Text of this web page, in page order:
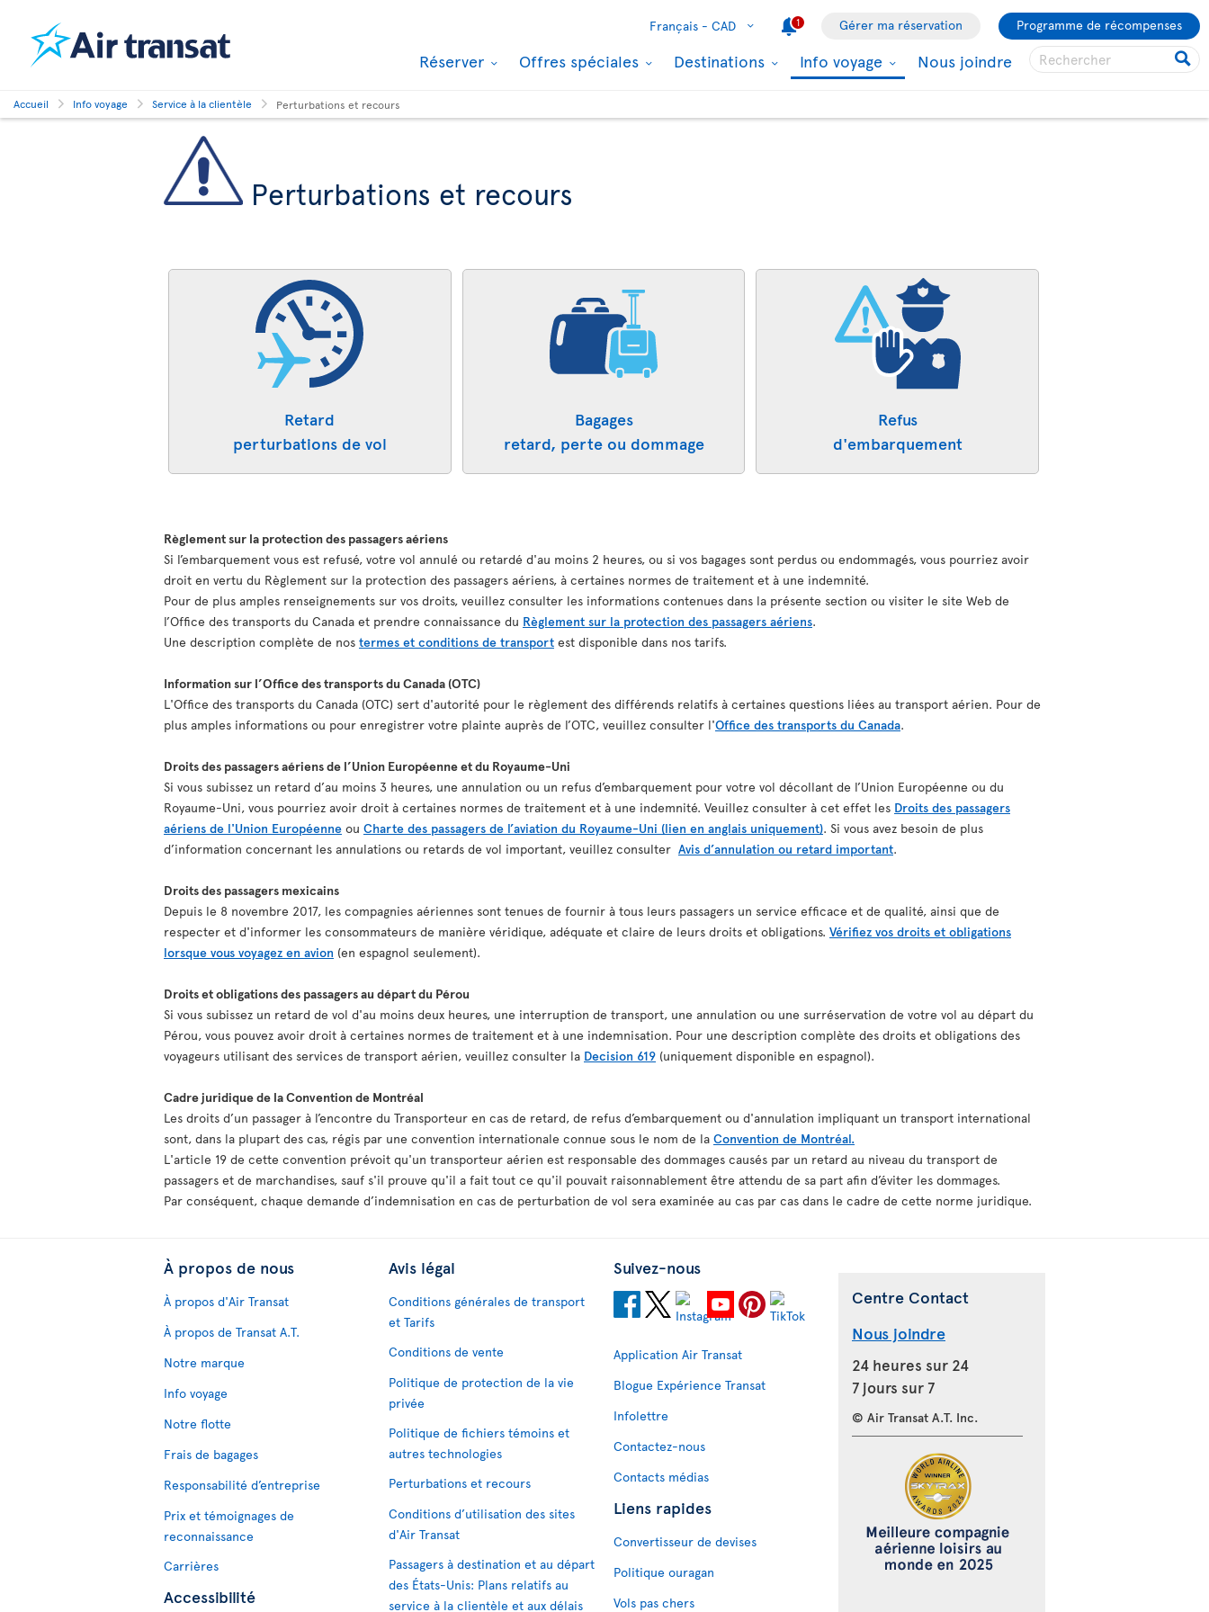
Français - CAD 1 Gérer ma réservation Programme de récompenses
Réserver Offres spéciales Destinations Info voyage Nous joindre
Accueil Info voyage Service à la clientèle Perturbations et recours
Perturbations et recours
Retard
perturbations de vol
Bagages
retard, perte ou dommage
Refus
d'embarquement
Règlement sur la protection des passagers aériens
Si l’embarquement vous est refusé, votre vol annulé ou retardé d'au moins 2 heures, ou si vos bagages sont perdus ou endommagés, vous pourriez avoir
droit en vertu du Règlement sur la protection des passagers aériens, à certaines normes de traitement et à une indemnité.
Pour de plus amples renseignements sur vos droits, veuillez consulter les informations contenues dans la présente section ou visiter le site Web de
l’Office des transports du Canada et prendre connaissance du Règlement sur la protection des passagers aériens.
Une description complète de nos termes et conditions de transport est disponible dans nos tarifs.
Information sur l’Office des transports du Canada (OTC)
L'Office des transports du Canada (OTC) sert d'autorité pour le règlement des différends relatifs à certaines questions liées au transport aérien. Pour de
plus amples informations ou pour enregistrer votre plainte auprès de l’OTC, veuillez consulter l'Office des transports du Canada.
Droits des passagers aériens de l’Union Européenne et du Royaume-Uni
Si vous subissez un retard d’au moins 3 heures, une annulation ou un refus d’embarquement pour votre vol décollant de l’Union Européenne ou du
Royaume-Uni, vous pourriez avoir droit à certaines normes de traitement et à une indemnité. Veuillez consulter à cet effet les Droits des passagers
aériens de l'Union Européenne ou Charte des passagers de l’aviation du Royaume-Uni (lien en anglais uniquement). Si vous avez besoin de plus
d’information concernant les annulations ou retards de vol important, veuillez consulter Avis d’annulation ou retard important.
Droits des passagers mexicains
Depuis le 8 novembre 2017, les compagnies aériennes sont tenues de fournir à tous leurs passagers un service efficace et de qualité, ainsi que de
respecter et d'informer les consommateurs de manière véridique, adéquate et claire de leurs droits et obligations. Vérifiez vos droits et obligations
lorsque vous voyagez en avion (en espagnol seulement).
Droits et obligations des passagers au départ du Pérou
Si vous subissez un retard de vol d'au moins deux heures, une interruption de transport, une annulation ou une surréservation de votre vol au départ du
Pérou, vous pouvez avoir droit à certaines normes de traitement et à une indemnisation. Pour une description complète des droits et obligations des
voyageurs utilisant des services de transport aérien, veuillez consulter la Decision 619 (uniquement disponible en espagnol).
Cadre juridique de la Convention de Montréal
Les droits d’un passager à l’encontre du Transporteur en cas de retard, de refus d’embarquement ou d'annulation impliquant un transport international
sont, dans la plupart des cas, régis par une convention internationale connue sous le nom de la Convention de Montréal.
L'article 19 de cette convention prévoit qu'un transporteur aérien est responsable des dommages causés par un retard au niveau du transport de
passagers et de marchandises, sauf s'il prouve qu'il a fait tout ce qu'il pouvait raisonnablement être attendu de sa part afin d’éviter les dommages.
Par conséquent, chaque demande d’indemnisation en cas de perturbation de vol sera examinée au cas par cas dans le cadre de cette norme juridique.
À propos de nous
À propos d'Air Transat
À propos de Transat A.T.
Notre marque
Info voyage
Notre flotte
Frais de bagages
Responsabilité d’entreprise
Prix et témoignages de
reconnaissance
Carrières
Accessibilité
Avis légal
Conditions générales de transport
et Tarifs
Conditions de vente
Politique de protection de la vie
privée
Politique de fichiers témoins et
autres technologies
Perturbations et recours
Conditions d’utilisation des sites
d'Air Transat
Passagers à destination et au départ
des États-Unis: Plans relatifs au
service à la clientèle et aux délais
Suivez-nous
Application Air Transat
Blogue Expérience Transat
Infolettre
Contactez-nous
Contacts médias
Liens rapides
Convertisseur de devises
Politique ouragan
Vols pas chers
Centre Contact
Nous joindre
24 heures sur 24
7 jours sur 7
© Air Transat A.T. Inc.